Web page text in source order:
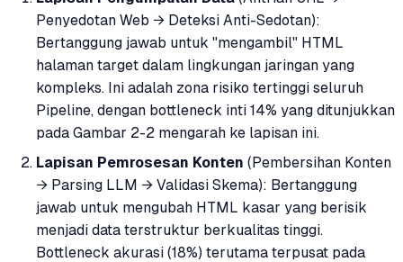
Penyedotan Web → Deteksi Anti-Sedotan):
Bertanggung jawab untuk "mengambil" HTML
halaman target dalam lingkungan jaringan yang
kompleks. Ini adalah zona risiko tertinggi seluruh
Pipeline, dengan bottleneck inti 14% yang ditunjukkan
pada Gambar 2-2 mengarah ke lapisan ini.
Lapisan Pemrosesan Konten (Pembersihan Konten
→ Parsing LLM → Validasi Skema): Bertanggung
jawab untuk mengubah HTML kasar yang berisik
menjadi data terstruktur berkualitas tinggi.
Bottleneck akurasi (18%) terutama terpusat pada